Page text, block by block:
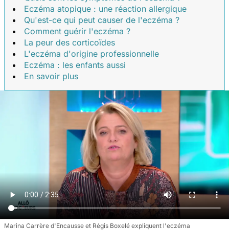
Eczéma atopique : une réaction allergique
Qu'est-ce qui peut causer de l'eczéma ?
Comment guérir l'eczéma ?
La peur des corticoïdes
L'eczéma d'origine professionnelle
Eczéma : les enfants aussi
En savoir plus
Marina Carrère d'Encausse et Régis Boxelé expliquent l'eczéma